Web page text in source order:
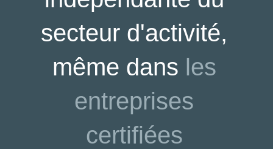
secteur d'activité,
même dans les
entreprises
certifiées